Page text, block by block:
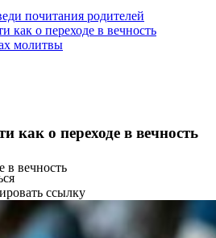
почитания родителей
как о переходе в вечность
молитвы
как о переходе в вечность
в вечность